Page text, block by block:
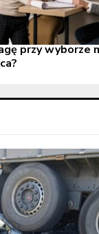
przy wyborze